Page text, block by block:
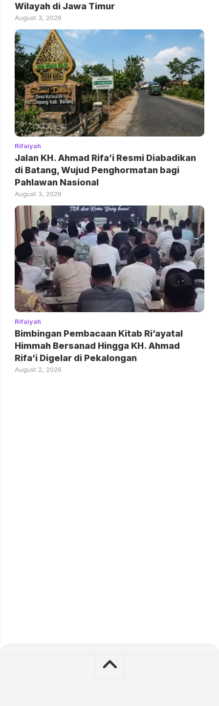
Wilayah di Jawa Timur
August 3, 2026
Rifaiyah
Jalan KH. Ahmad Rifa’i Resmi Diabadikan
di Batang, Wujud Penghormatan bagi
Pahlawan Nasional
August 3, 2026
Rifaiyah
Bimbingan Pembacaan Kitab Ri’ayatal
Himmah Bersanad Hingga KH. Ahmad
Rifa’i Digelar di Pekalongan
August 2, 2026